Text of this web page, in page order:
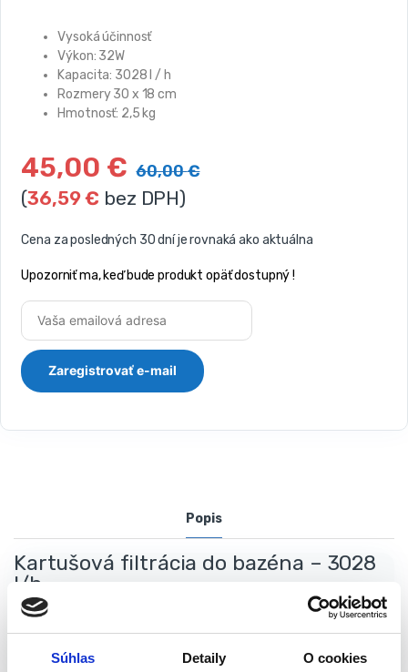
Súhlas Detaily O cookies
Vysoká účinnosť
Výkon: 32W
Kapacita: 3028 l / h
Rozmery 30 x 18 cm
Hmotnosť: 2,5 kg
45,00 € 60,00€
(36,59€ bez DPH)
Cena za posledných 30 dní je rovnaká ako aktuálna
Upozorniť ma, keď bude produkt opäť dostupný !
Popis
Kartušová filtrácia do bazéna – 3028
l/h
schladiť sa v horúcich dňoch. Filtračné čerpadlo je